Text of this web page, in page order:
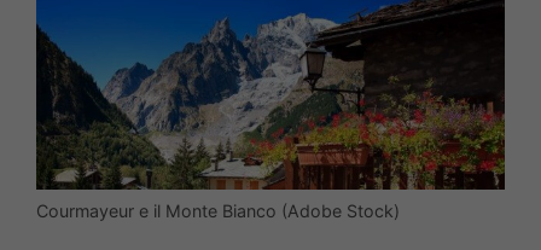
Courmayeur e il Monte Bianco (Adobe Stock)